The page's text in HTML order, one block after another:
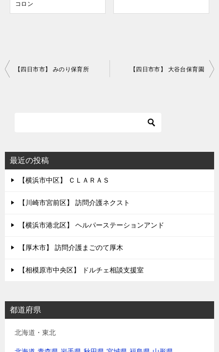
コロン
投
シ
ョ
【四日市市】 みのり保育所 【四日市市】 大谷台保育園
最近の投稿
【横浜市中区】 ＣＬＡＲＡＳ
【川崎市宮前区】 訪問介護ネクスト
【横浜市港北区】 ヘルパーステーションアンド
【厚木市】 訪問介護まごのて厚木
【相模原市中央区】 ドルチェ相談支援室
都道府県
北海道・東北